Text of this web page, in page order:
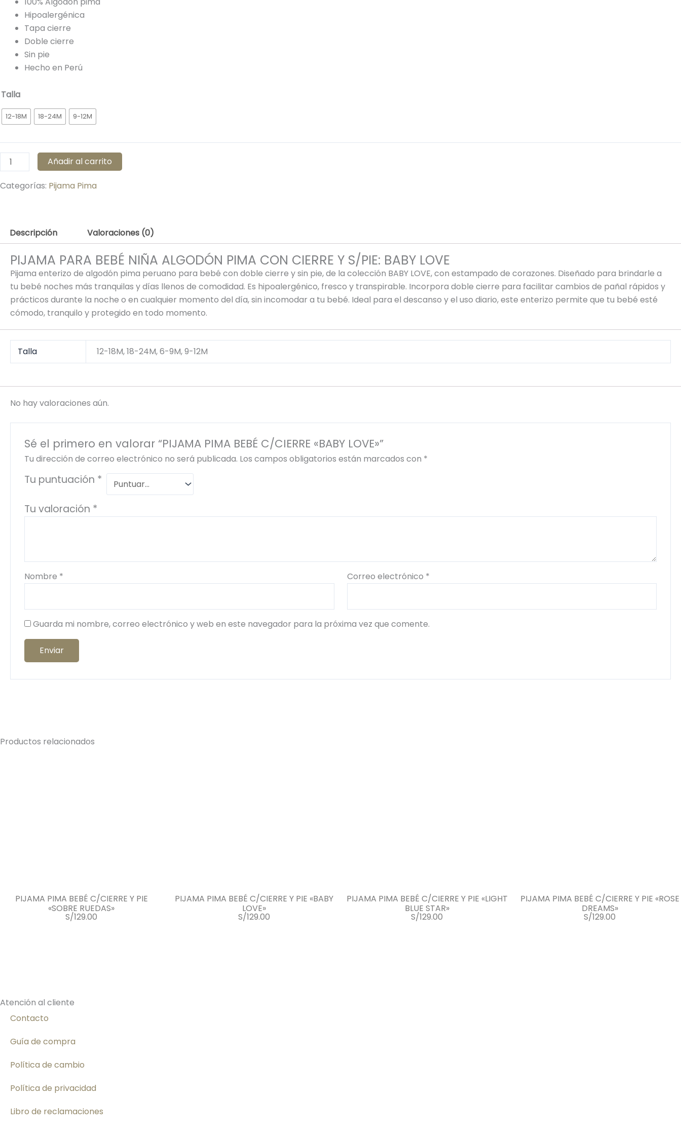
Hipoalergénica
Tapa cierre
Doble cierre
Sin pie
Hecho en Perú
Talla
12-18M 18-24M 9-12M
PIJAMA
BEBÉ
«BABY
LOVE»
cantidad
Añadir al carrito
Categorías: Pijama Pima
Descripción Valoraciones (0)
PIJAMA PARA BEBÉ NIÑA ALGODÓN PIMA CON CIERRE Y S/PIE: BABY LOVE
Pijama enterizo de algodón pima peruano para bebé con doble cierre y sin pie, de la colección BABY LOVE, con estampado de corazones. Diseñado para brindarle a
tu bebé noches más tranquilas y días llenos de comodidad. Es hipoalergénico, fresco y transpirable. Incorpora doble cierre para facilitar cambios de pañal rápidos y
prácticos durante la noche o en cualquier momento del día, sin incomodar a tu bebé. Ideal para el descanso y el uso diario, este enterizo permite que tu bebé esté
cómodo, tranquilo y protegido en todo momento.
Talla 12-18M, 18-24M, 6-9M, 9-12M
No hay valoraciones aún.
Sé el primero en valorar “PIJAMA PIMA BEBÉ C/CIERRE «BABY LOVE»”
Tu dirección de correo electrónico no será publicada. Los campos obligatorios están marcados con *
Tu puntuación *
Tu valoración *
Nombre * Correo electrónico *
Guarda mi nombre, correo electrónico y web en este navegador para la próxima vez que comente.
Productos relacionados
PIJAMA PIMA BEBÉ C/CIERRE Y PIE
«SOBRE RUEDAS»
S/129.00
PIJAMA PIMA BEBÉ C/CIERRE Y PIE «BABY
LOVE»
S/129.00
PIJAMA PIMA BEBÉ C/CIERRE Y PIE «LIGHT
BLUE STAR»
S/129.00
PIJAMA PIMA BEBÉ C/CIERRE Y PIE «ROSE
DREAMS»
S/129.00
Atención al cliente
Contacto
Guía de compra
Política de cambio
Política de privacidad
Libro de reclamaciones